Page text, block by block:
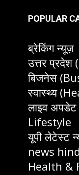
POPULAR
ब्रेकिंग न्यूज़
उत्तर
बिजनेस
स्वास्थ्य
लाइव अपडेट
Lifestyle
यूपी लेटेस्ट
news
Health &